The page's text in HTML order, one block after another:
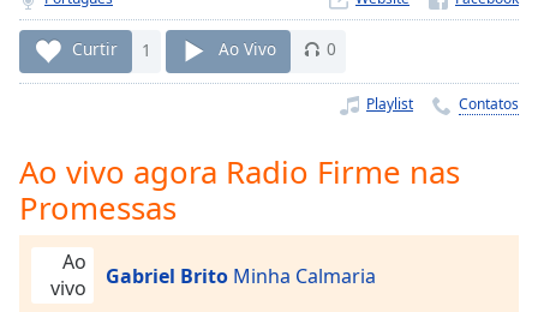
TypeLIVE
Seek to
live,
currently
Time-
1x
Playback
Rate
Curtir 1 Ao Vivo 0
Playlist Contatos
Ao vivo agora Radio Firme nas
Promessas
Ao
vivo
Gabriel Brito Minha Calmaria